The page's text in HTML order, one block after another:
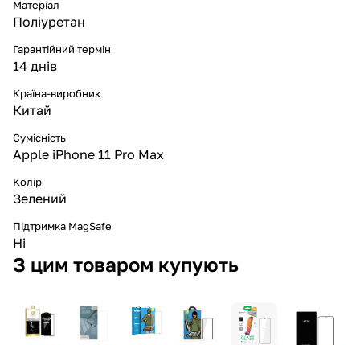
Матеріал
Поліуретан
Гарантійний термін
14 днів
Країна-виробник
Китай
Сумісність
Apple iPhone 11 Pro Max
Колір
Зелений
Підтримка MagSafe
Ні
З цим товаром купують